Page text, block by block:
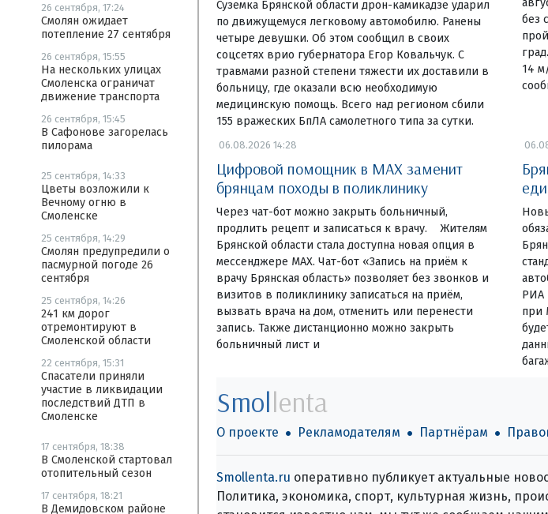
26 сентября, 17:24
Смолян ожидает
потепление 27 сентября
26 сентября, 15:55
На нескольких улицах
Смоленска ограничат
движение транспорта
26 сентября, 15:45
В Сафонове загорелась
пилорама
25 сентября, 14:33
Цветы возложили к
Вечному огню в
Смоленске
25 сентября, 14:29
Смолян предупредили о
пасмурной погоде 26
сентября
25 сентября, 14:26
241 км дорог
отремонтируют в
Смоленской области
22 сентября, 15:31
Спасатели приняли
участие в ликвидации
последствий ДТП в
Смоленске
17 сентября, 18:38
В Смоленской стартовал
отопительный сезон
17 сентября, 18:21
В Демидовском районе
Суземка Брянской области дрон-камикадзе ударил
по движущемуся легковому автомобилю. Ранены
четыре девушки. Об этом сообщил в своих
соцсетях врио губернатора Егор Ковальчук. С
травмами разной степени тяжести их доставили в
больницу, где оказали всю необходимую
медицинскую помощь. Всего над регионом сбили
155 вражеских БпЛА самолетного типа за сутки.
без
14
06.08.2026 14:28
Цифровой помощник в MAX заменит
брянцам походы в поликлинику
Через чат-бот можно закрыть больничный,
продлить рецепт и записаться к врачу. Жителям
Брянской области стала доступна новая опция в
мессенджере MAX. Чат-бот «Запись на приём к
врачу Брянская область» позволяет без звонков и
визитов в поликлинику записаться на приём,
вызвать врача на дом, отменить или перенести
запись. Также дистанционно можно закрыть
больничный лист и
РИА
при
Smollenta
О проекте Рекламодателям Партнёрам
Smollenta.ru оперативно публикует актуальные
Политика, экономика, спорт, культурная жизнь,